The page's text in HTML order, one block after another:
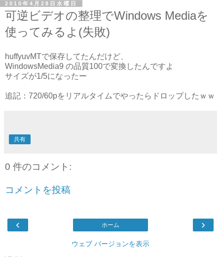
2010年4月28日水曜日
可逆ビデオの整理でWindows Mediaを
使ってみるよ(失敗)
huffyuvMTで保存してたんだけど、
WindowsMedia9 の品質100で変換したんですよ
サイズが1/5になったー
追記：720/60pをリアルタイムでやったらドロップしたｗｗ
共有
0 件のコメント:
コメントを投稿
‹ ›
ホーム
ウェブ バージョンを表示